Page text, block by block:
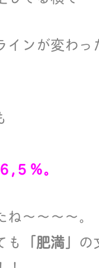
ンが変わっ
,５％。
〜〜〜〜。
も 「肥満」 の